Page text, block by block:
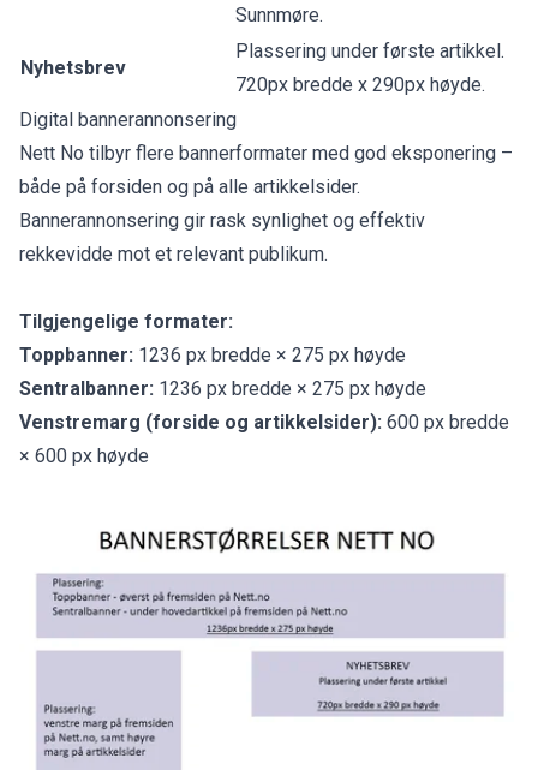
Sunnmøre.
Nyhetsbrev
Plassering under første artikkel.
720px bredde x 290px høyde.
Digital bannerannonsering
Nett No tilbyr flere bannerformater med god eksponering –
både på forsiden og på alle artikkelsider.
Bannerannonsering gir rask synlighet og effektiv
rekkevidde mot et relevant publikum.
Tilgjengelige formater:
Toppbanner: 1236 px bredde × 275 px høyde
Sentralbanner: 1236 px bredde × 275 px høyde
Venstremarg (forside og artikkelsider): 600 px bredde
× 600 px høyde